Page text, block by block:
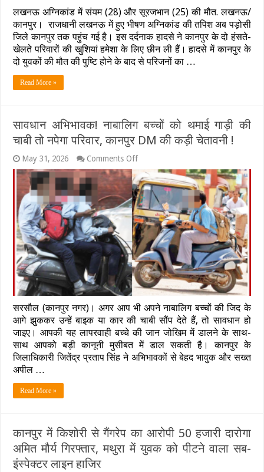
अग्निकांड
की
आग
में
झुलसा
कानपुर:
कोहराम,
केडीए
का
कोचिंग
और
व्यावसायिक
प्रतिष्ठान
सील
लखनऊ अग्निकांड में संयम (28) और सूरजभान (25) की मौत. लखनऊ/
कानपुर। राजधानी लखनऊ में हुए भीषण अग्निकांड की तपिश अब पड़ोसी
जिले कानपुर तक पहुंच गई है। इस दर्दनाक हादसे ने कानपुर के दो हंसते-
खेलते परिवारों की खुशियां हमेशा के लिए छीन ली हैं। हादसे में कानपुर के
दो युवकों की मौत की पुष्टि होने के बाद से परिजनों का …
Read More »
सावधान अभिभावक! नाबालिग बच्चों को थमाई गाड़ी की
चाबी तो नपेगा परिवार, कानपुर DM की कड़ी चेतावनी !
May 31, 2026 Comments Offon
सावधान
अभिभावक!
नाबालिग
बच्चों
को
थमाई
गाड़ी
की
चाबी
तो
नपेगा
परिवार,
कानपुर
की
कड़ी
चेतावनी
!
सरसौल (कानपुर नगर)। अगर आप भी अपने नाबालिग बच्चों की जिद के
आगे झुककर उन्हें बाइक या कार की चाबी सौंप देते हैं, तो सावधान हो
जाइए। आपकी यह लापरवाही बच्चे की जान जोखिम में डालने के साथ-
साथ आपको बड़ी कानूनी मुसीबत में डाल सकती है। कानपुर के
जिलाधिकारी जितेंद्र प्रताप सिंह ने अभिभावकों से बेहद भावुक और सख्त
अपील …
Read More »
कानपुर में किशोरी से गैंगरेप का आरोपी 50 हजारी दारोगा
अमित मौर्य गिरफ्तार, मथुरा में युवक को पीटने वाला सब-
इंस्पेक्टर लाइन हाजिर